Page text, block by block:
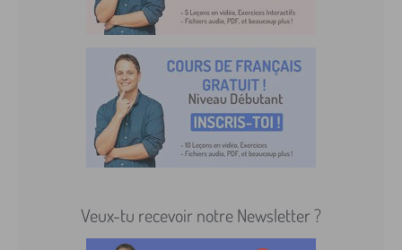
Veux-tu recevoir notre Newsletter ?